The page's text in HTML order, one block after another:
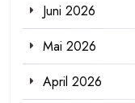
Juni 2026
Mai 2026
April 2026